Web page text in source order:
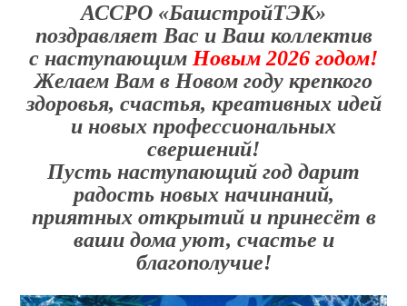
АССРО «БашстройТЭК»
поздравляет Вас и Ваш коллектив
с наступающим Новым 2026 годом!
Желаем Вам в Новом году крепкого
здоровья, счастья, креативных идей
и новых профессиональных
свершений!
Пусть наступающий год дарит
радость новых начинаний,
приятных открытий и принесёт в
ваши дома уют, счастье и
благополучие!